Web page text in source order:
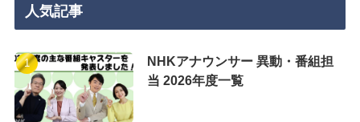
人気記事
NHKアナウンサー 異動・番組担
当 2026年度一覧